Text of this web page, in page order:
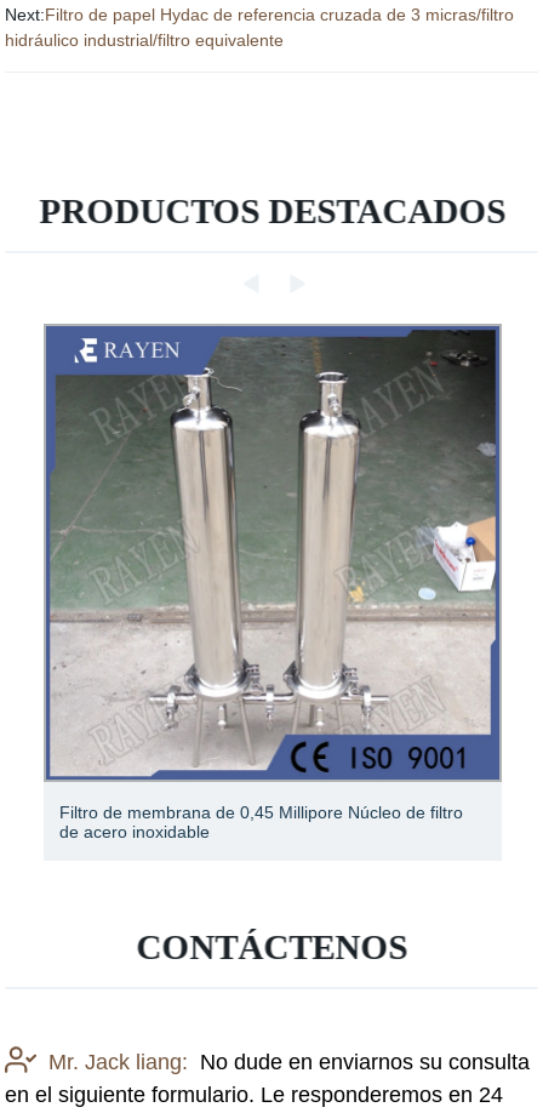
Next:Filtro de papel Hydac de referencia cruzada de 3 micras/filtro
hidráulico industrial/filtro equivalente
PRODUCTOS DESTACADOS
Filtro de membrana de 0,45 Millipore Núcleo de filtro
de acero inoxidable
CONTÁCTENOS
Mr. Jack liang: No dude en enviarnos su consulta
en el siguiente formulario. Le responderemos en 24